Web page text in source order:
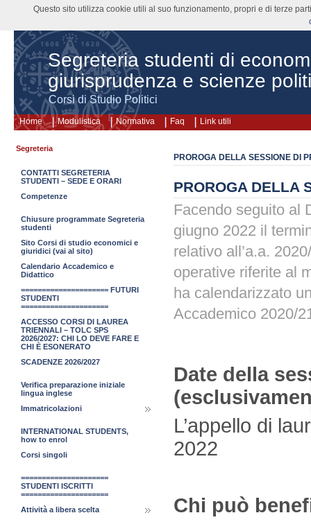
Segreteria studenti di
giurisprudenza e scienze
Corsi di Studio Politici
Home Modulistica Normativa Faq Link utili
PROROGA DELLA SESSIONE DI
PROROGA DELLA
Facendo seguito al
giugno 2022 il
relativo all’a.a.
operative riferite al
ha calendarizzato
Accademico 2020/
Date della
L’appello di
2022
Chi può
Segreteria
CONTATTI SEGRETERIA
STUDENTI – SEDE E ORARI
Competenze
Chiusure programmate Segreteria
studenti
Sito Corsi di studio economici e
giuridici (vai al sito)
Calendario Accademico e
Didattico
===================== FUTURI
STUDENTI
=====================
ACCESSO CORSI DI LAUREA
TRIENNALI – TOLC SPS
2026/2027: CHI LO DEVE FARE E
CHI È ESONERATO
SCADENZE 2026/2027
Verifica preparazione iniziale
lingua inglese
Immatricolazioni
INTERNATIONAL STUDENTS,
how to enrol
Corsi singoli
=====================
STUDENTI ISCRITTI
=====================
Attività a libera scelta
Questo sito utilizza cookie utili al suo funzionamento, propri e di terze